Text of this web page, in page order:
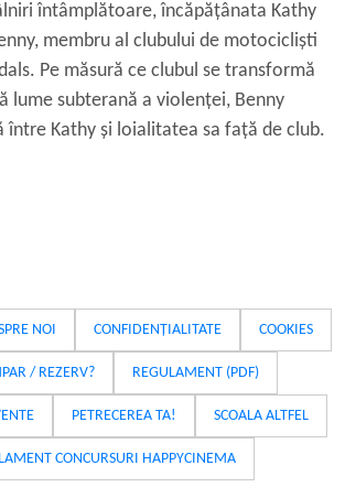
întâmplătoare, încăpățânata Kathy
membru al clubului de motocicliști
Pe măsură ce clubul se transformă
lume subterană a violenței, Benny
între Kathy și loialitatea sa față de club.
NOI CONFIDENȚIALITATE COOKIES
/ REZERV? REGULAMENT (PDF)
PETRECEREA TA! SCOALA ALTFEL
CONCURSURI HAPPYCINEMA